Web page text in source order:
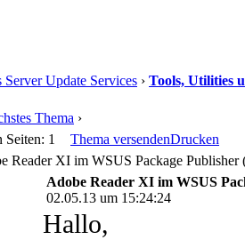
Update Services › Tools, Utilities
Thema ›
Seiten: 1
Thema versendenDrucken
Reader XI im WSUS Package Publisher
Adobe Reader XI im WSUS
02.05.13 um 15:24:24
Hallo,